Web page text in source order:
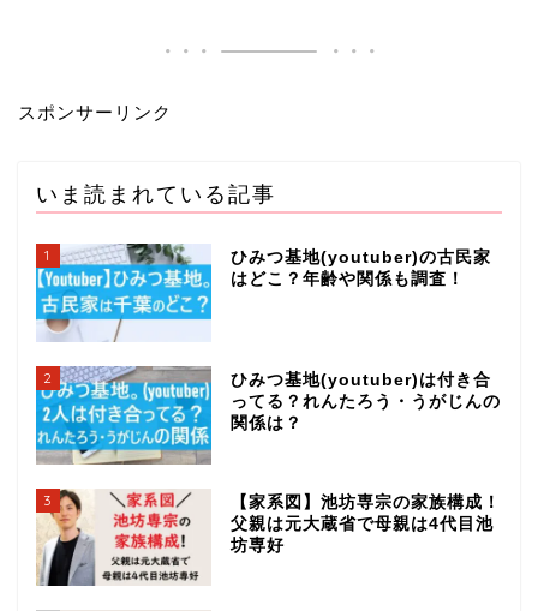
スポンサーリンク
いま読まれている記事
1
ひみつ基地(youtuber)の古民家
はどこ？年齢や関係も調査！
2
ひみつ基地(youtuber)は付き合
ってる？れんたろう・うがじんの
関係は？
3
【家系図】池坊専宗の家族構成！
父親は元大蔵省で母親は4代目池
坊専好